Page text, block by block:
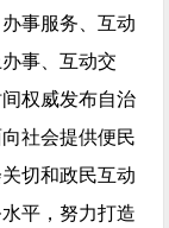
事服务、互动
事、互动交
权威发布自治
社会提供便民
切和政民互动
平，努力打造